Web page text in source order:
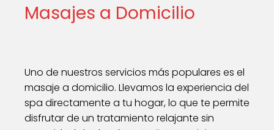
Masajes a Domicilio
Uno de nuestros servicios más populares es el
masaje a domicilio. Llevamos la experiencia del
spa directamente a tu hogar, lo que te permite
disfrutar de un tratamiento relajante sin